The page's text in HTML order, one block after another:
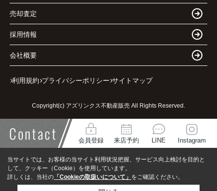
売却査定
採用情報
会社概要
利用規約 プライバシーポリシー サイトマップ
Copyright(c) アズリンクス不動産販売 All Rights Reserved.
Contact 会員登録 来店予約 LINE Instagram
当サイトでは、お客様の当サイト利用状況把握、サービス向上検討を目的と
して、クッキー（Cookie）を使用しています。
詳しくは、当社の 「Cookieの取扱いについて」 をご確認ください。